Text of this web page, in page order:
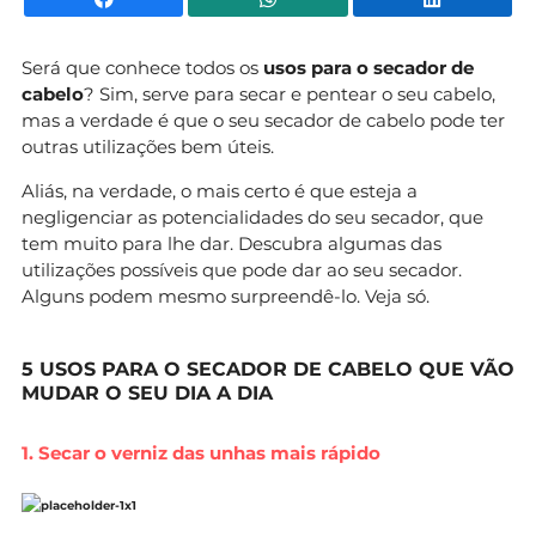
Será que conhece todos os usos para o secador de
cabelo? Sim, serve para secar e pentear o seu cabelo,
mas a verdade é que o seu secador de cabelo pode ter
outras utilizações bem úteis.
Aliás, na verdade, o mais certo é que esteja a
negligenciar as potencialidades do seu secador, que
tem muito para lhe dar. Descubra algumas das
utilizações possíveis que pode dar ao seu secador.
Alguns podem mesmo surpreendê-lo. Veja só.
5 USOS PARA O SECADOR DE CABELO QUE VÃO
MUDAR O SEU DIA A DIA
1. Secar o verniz das unhas mais rápido